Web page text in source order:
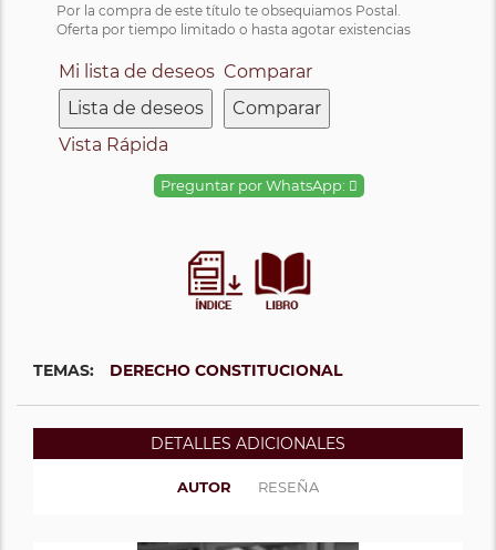
Por la compra de este título te obsequiamos Postal.
Oferta por tiempo limitado o hasta agotar existencias
Mi lista de deseos
Lista de deseos
Comparar
Comparar
Vista Rápida
Preguntar por WhatsApp:
TEMAS: DERECHO CONSTITUCIONAL
DETALLES ADICIONALES
AUTOR RESEÑA